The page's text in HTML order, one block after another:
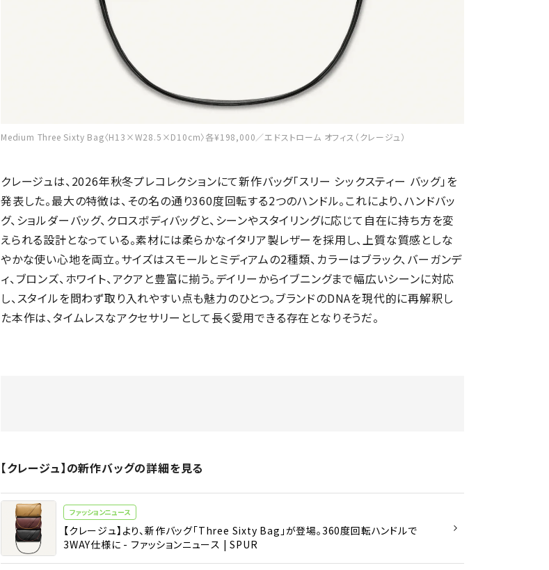
Medium Three Sixty Bag〈H13×W28.5×D10cm〉各¥198,000／エドストローム オフィス（クレージュ）
クレージュは、2026年秋冬プレコレクションにて新作バッグ「スリー シックスティー バッグ」を
発表した。最大の特徴は、その名の通り360度回転する2つのハンドル。これにより、ハンドバッ
グ、ショルダーバッグ、クロスボディバッグと、シーンやスタイリングに応じて自在に持ち方を変
えられる設計となっている。素材には柔らかなイタリア製レザーを採用し、上質な質感としな
やかな使い心地を両立。サイズはスモールとミディアムの2種類、カラーはブラック、バーガンデ
ィ、ブロンズ、ホワイト、アクアと豊富に揃う。デイリーからイブニングまで幅広いシーンに対応
し、スタイルを問わず取り入れやすい点も魅力のひとつ。ブランドのDNAを現代的に再解釈し
た本作は、タイムレスなアクセサリーとして長く愛用できる存在となりそうだ。
【クレージュ】の新作バッグの詳細を見る
ファッションニュース
【クレージュ】より、新作バッグ「Three Sixty Bag」が登場。360度回転ハンドルで
3WAY仕様に - ファッションニュース | SPUR